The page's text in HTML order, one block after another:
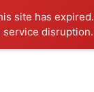
site has expired.
service disruption.